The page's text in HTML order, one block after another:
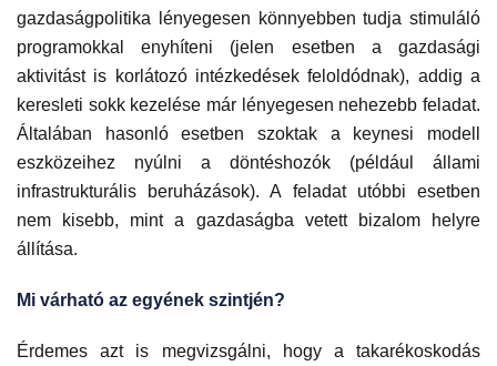
gazdaságpolitika lényegesen könnyebben tudja stimuláló
programokkal enyhíteni (jelen esetben a gazdasági
aktivitást is korlátozó intézkedések feloldódnak), addig a
keresleti sokk kezelése már lényegesen nehezebb feladat.
Általában hasonló esetben szoktak a keynesi modell
eszközeihez nyúlni a döntéshozók (például állami
infrastrukturális beruházások). A feladat utóbbi esetben
nem kisebb, mint a gazdaságba vetett bizalom helyre
állítása.
Mi várható az egyének szintjén?
Érdemes azt is megvizsgálni, hogy a takarékoskodás